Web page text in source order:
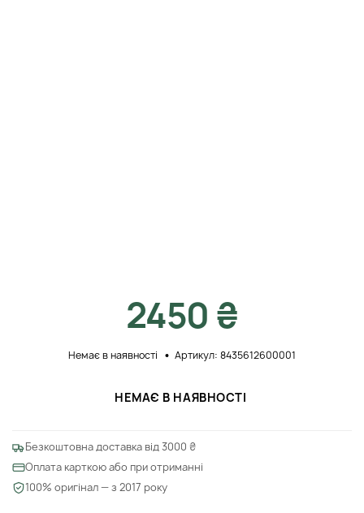
2450 ₴
Немає в наявності Артикул: 8435612600001
НЕМАЄ В НАЯВНОСТІ
Безкоштовна доставка від 3000 ₴
Оплата карткою або при отриманні
100% оригінал — з 2017 року